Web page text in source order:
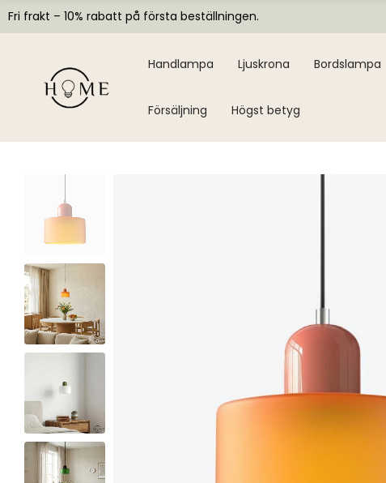
Fri frakt – 10% rabatt på första beställningen.
Handlampa Ljuskrona Bordslampa
Försäljning Högst betyg